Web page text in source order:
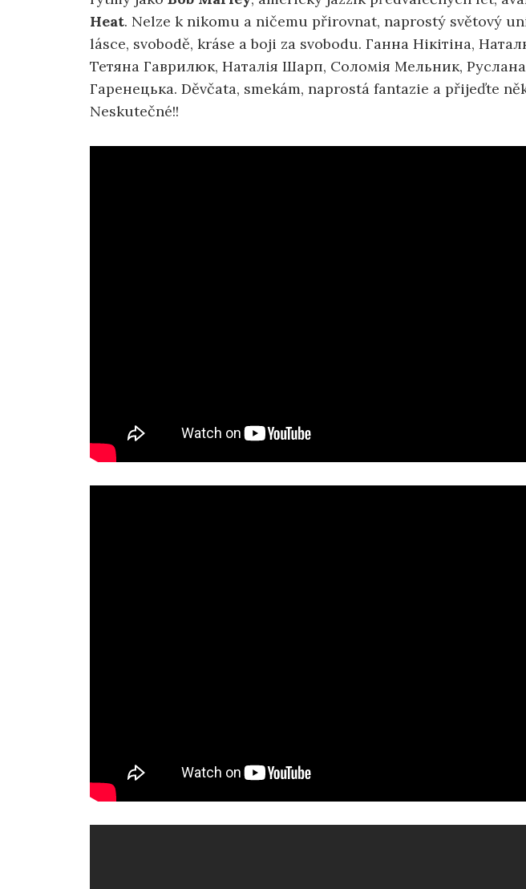
Heat. Nelze k nikomu a ničemu přirovnat, naprostý světový
lásce, svobodě, kráse a boji za svobodu. Ганна Нікітіна,
Тетяна Гаврилюк, Наталія Шарп, Соломія Мельник, Руслана
Гаренецька. Děvčata, smekám, naprostá fantazie a přijeďte
Neskutečné!!